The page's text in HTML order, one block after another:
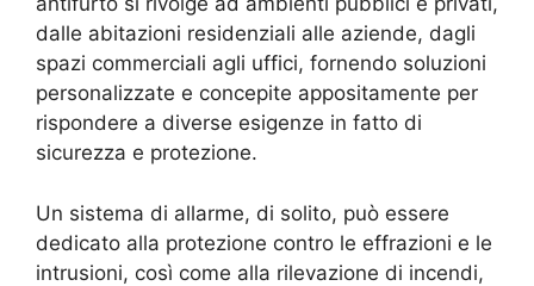
dalle abitazioni residenziali alle aziende, dagli
spazi commerciali agli uffici, fornendo soluzioni
personalizzate e concepite appositamente per
rispondere a diverse esigenze in fatto di
sicurezza e protezione.
Un sistema di allarme, di solito, può essere
dedicato alla protezione contro le effrazioni e le
intrusioni, così come alla rilevazione di incendi,